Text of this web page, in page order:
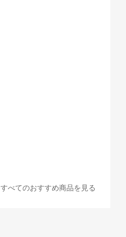
すべてのおすすめ商品を見る